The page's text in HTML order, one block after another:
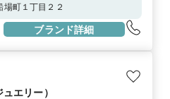
場町１丁目２２
ブランド詳細
エリー）